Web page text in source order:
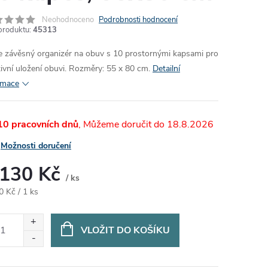
Neohodnoceno Podrobnosti hodnocení
45313
závěsný organizér na obuv s 10 prostornými kapsami pro
uložení obuvi. Rozměry: 55 x 80 cm. Detailní
pracovních dnů 18.8.2026
Možnosti doručení
Kč / ks
Kč / 1 ks
VLOŽIT DO KOŠÍKU